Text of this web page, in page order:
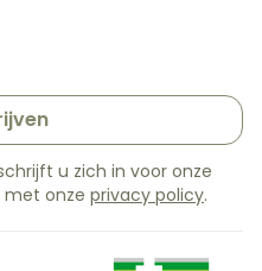
u zich in voor onze
met onze privacy policy.